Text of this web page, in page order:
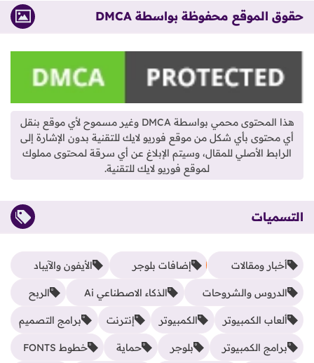
حقوق الموقع محفوظة بواسطة DMCA
هذا المحتوى محمي بواسطة DMCA وغير مسموح لأي موقع بنقل
أي محتوى بأي شكل من موقع فوريو لايك للتقنية بدون الإشارة إلى
الرابط الأصلي للمقال، وسيتم الإبلاغ عن أي سرقة لمحتوى مملوك
لموقع فوريو لايك للتقنية.
التسميات
أخبار ومقالات إضافات بلوجر الأيفون والآيباد
الدروس والشروحات الذكاء الاصطناعي Ai الربح
ألعاب الكمبيوتر الكمبيوتر إنترنت برامج التصميم
برامج الكمبيوتر بلوجر حماية خطوط FONTS